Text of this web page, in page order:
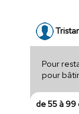
Pour
pour
de 55 à 99